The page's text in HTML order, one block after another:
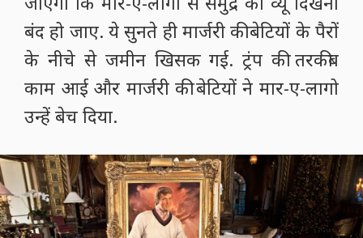
वाली प्रॉपर्टी खरीद ली है और वह यहां एक बड़ा
घर बनाने वाले हैं. घर को इस तरीके से बनाया
जाएगा कि मार-ए-लागो से समुद्र का व्यू दिखना
बंद हो जाए. ये सुनते ही मार्जरी की बेटियों के पैरों
के नीचे से जमीन खिसक गई. ट्रंप की तरकीब
काम आई और मार्जरी की बेटियों ने मार-ए-लागो
उन्हें बेच दिया.